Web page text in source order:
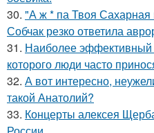
30. "А ж * па Твоя Сахарная
Собчак резко ответила
31. Наиболее эффективный
которого люди часто
32. А вот интересно,
такой Анатолий?
33. Концерты алексея